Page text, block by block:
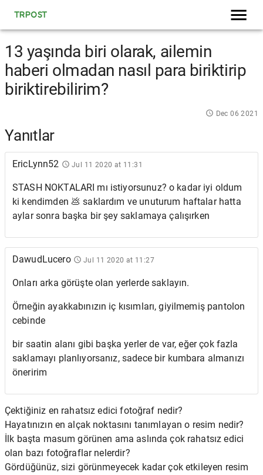
TRPOST
13 yaşında biri olarak, ailemin
haberi olmadan nasıl para biriktirip
biriktirebilirim?
Dec 06 2021
Yanıtlar
EricLynn52 Jul 11 2020 at 11:31
STASH NOKTALARI mı istiyorsunuz? o kadar iyi oldum
ki kendimden 💩 saklardım ve unuturum haftalar hatta
aylar sonra başka bir şey saklamaya çalışırken
DawudLucero Jul 11 2020 at 11:27
Onları arka görüşte olan yerlerde saklayın.
Örneğin ayakkabınızın iç kısımları, giyilmemiş pantolon
cebinde
bir saatin alanı gibi başka yerler de var, eğer çok fazla
saklamayı planlıyorsanız, sadece bir kumbara almanızı
öneririm
Çektiğiniz en rahatsız edici fotoğraf nedir?
Hayatınızın en alçak noktasını tanımlayan o resim nedir?
İlk başta masum görünen ama aslında çok rahatsız edici
olan bazı fotoğraflar nelerdir?
Gördüğünüz, sizi görünmeyecek kadar çok etkileyen resim